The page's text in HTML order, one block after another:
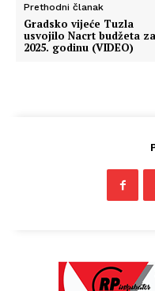
Prethodni članak
Gradsko vijeće Tuzla
usvojilo Nacrt budžeta za
2025. godinu (VIDEO)